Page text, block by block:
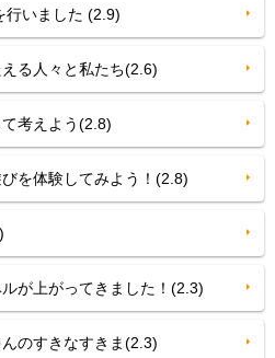
行いました (2.9)
る人々と私たち(2.6)
考えよう(2.8)
を体験してみよう！(2.8)
が上がってきました！(2.3)
のすきなすきま(2.3)